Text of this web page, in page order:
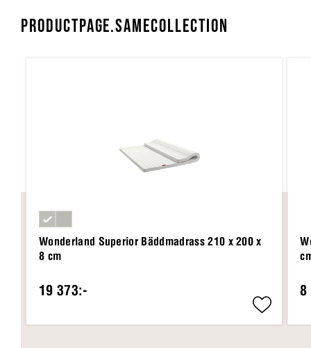
PRODUCTPAGE.SAMECOLLECTION
Wonderland Superior Bäddmadrass 210 x 200 x
8 cm
19 373:- 8